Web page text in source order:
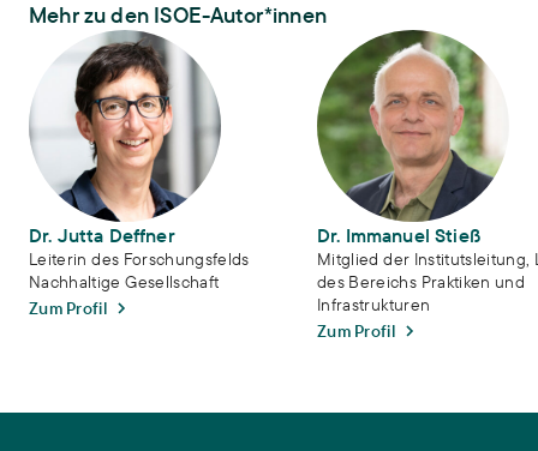
Mehr zu den ISOE-Autor*innen
Dr. Jutta Deffner
Dr. Jutta Deffner
Leiterin des Forschungsfelds
Nachhaltige Gesellschaft
Zum Profil
Dr. Immanuel Stieß
Dr. Immanuel Stieß
Mitglied der Institutsleitung,
des Bereichs Praktiken und
Infrastrukturen
Zum Profil